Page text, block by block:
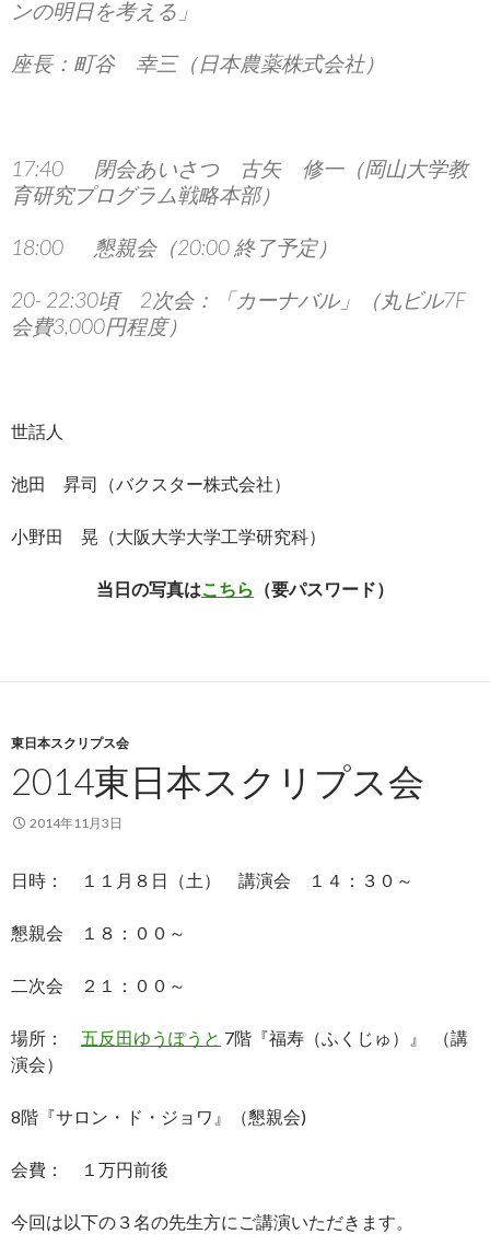
ンの明日を考える」
座長：町谷 幸三（日本農薬株式会社）
17:40 閉会あいさつ 古矢 修一（岡山大学教
育研究プログラム戦略本部）
18:00 懇親会（20:00 終了予定）
20- 22:30頃 2次会：「カーナバル」（丸ビル7F
会費3,000円程度）
世話人
池田 昇司（バクスター株式会社）
小野田 晃（大阪大学大学工学研究科）
当日の写真はこちら （要パスワード）
東日本スクリプス会
2014東日本スクリプス会
2014年11月3日
日時： １１月８日（土） 講演会 １４：３０～
懇親会 １８：００～
二次会 ２１：００～
場所： 五反田ゆうぽうと 7階『福寿（ふくじゅ）』 （講
演会）
8階『サロン・ド・ジョワ』（懇親会)
会費： １万円前後
今回は以下の３名の先生方にご講演いただきます。